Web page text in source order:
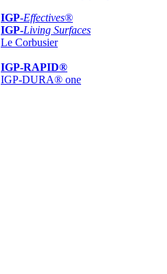
IGP-Effectives®
IGP-Living Surfaces
Le Corbusier
IGP-RAPID®
IGP-DURA® one